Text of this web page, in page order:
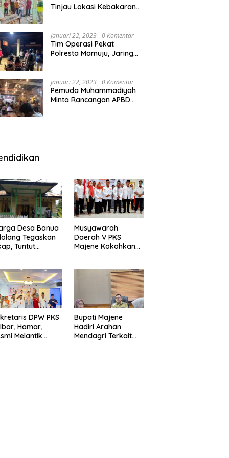
Tinjau Lokasi Kebakaran
Januari 22, 2023 0 Komentar
Tim Operasi Pekat
Polresta Mamuju, Jaring
Januari 22, 2023 0 Komentar
Pemuda Muhammadiyah
Minta Rancangan APBD
Desa Banua
Tegaskan
Tuntut
Musyawarah
Daerah V PKS
Majene Kokohkan
DPW PKS
Hamar,
Melantik
Bupati Majene
Hadiri Arahan
Mendagri Terkait